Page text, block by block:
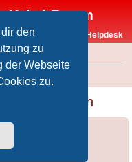
den
zu
der Webseite
zu.
Kabel-Forum
Vodafone-Kabel-Helpdesk
Grundbuch